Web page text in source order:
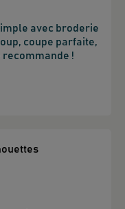
avec broderie
coupe parfaite,
!